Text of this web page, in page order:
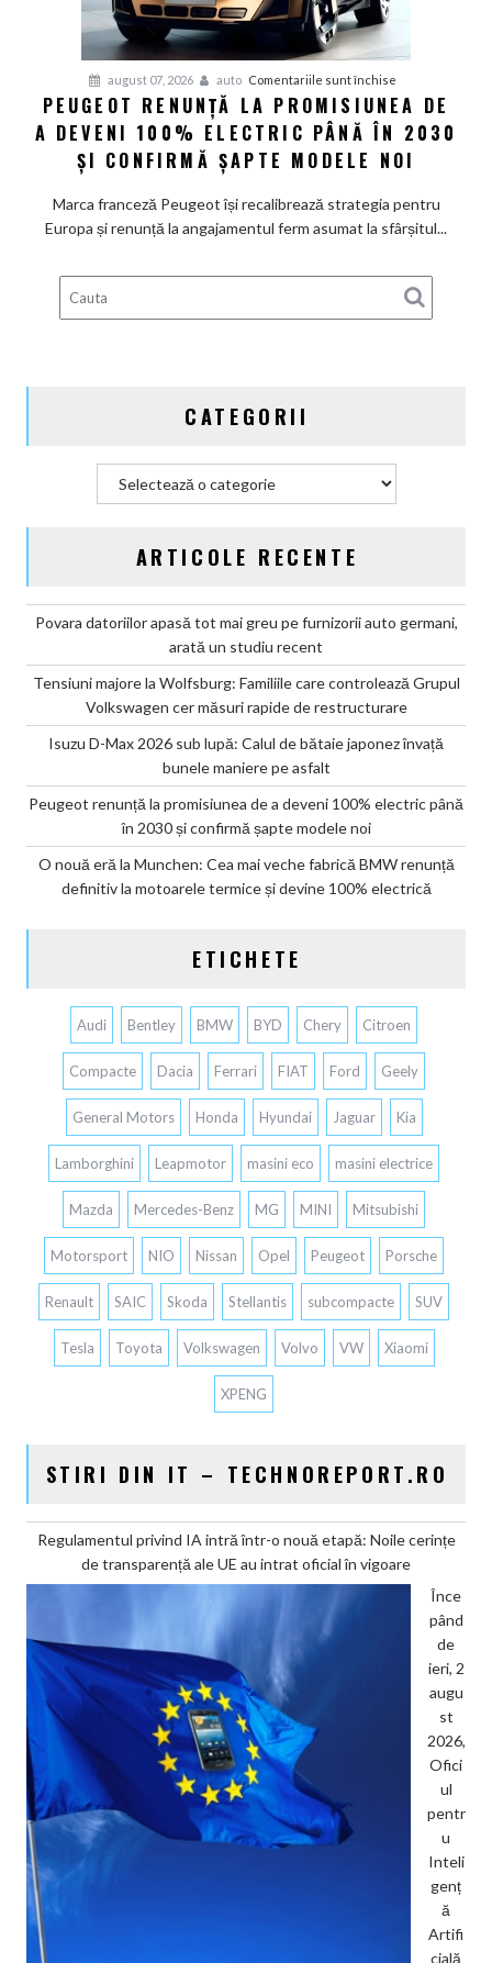
august 07, 2026 auto Comentariile sunt închise
Peugeot
renunță
la
de
a
electric
până
modele
PEUGEOT RENUNȚĂ LA PROMISIUNEA DE
A DEVENI 100% ELECTRIC PÂNĂ ÎN 2030
ȘI CONFIRMĂ ȘAPTE MODELE NOI
Marca franceză Peugeot își recalibrează strategia pentru
Europa și renunță la angajamentul ferm asumat la sfârșitul...
CATEGORII
ARTICOLE RECENTE
Povara datoriilor apasă tot mai greu pe furnizorii auto germani,
arată un studiu recent
Tensiuni majore la Wolfsburg: Familiile care controlează Grupul
Volkswagen cer măsuri rapide de restructurare
Isuzu D-Max 2026 sub lupă: Calul de bătaie japonez învață
bunele maniere pe asfalt
Peugeot renunță la promisiunea de a deveni 100% electric până
în 2030 și confirmă șapte modele noi
O nouă eră la Munchen: Cea mai veche fabrică BMW renunță
definitiv la motoarele termice și devine 100% electrică
ETICHETE
Audi Bentley BMW BYD Chery Citroen
Compacte Dacia Ferrari FIAT Ford Geely
General Motors Honda Hyundai Jaguar Kia
Lamborghini Leapmotor masini eco masini electrice
Mazda Mercedes-Benz MG MINI Mitsubishi
Motorsport NIO Nissan Opel Peugeot Porsche
Renault SAIC Skoda Stellantis subcompacte SUV
Tesla Toyota Volkswagen Volvo VW Xiaomi
XPENG
STIRI DIN IT – TECHNOREPORT.RO
Regulamentul privind IA intră într-o nouă etapă: Noile cerințe
de transparență ale UE au intrat oficial în vigoare
Înce
pând
de
ieri, 2
augu
st
2026,
Ofici
ul
pentr
u
Inteli
genț
ă
Artifi
cială